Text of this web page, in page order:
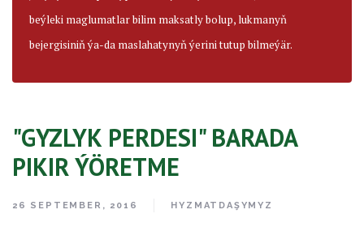
beýleki maglumatlar bilim maksatly bolup, lukmanyň
bejergisiniň ýa-da maslahatynyň ýerini tutup bilmeýär.
"GYZLYK PERDESI" BARADA
PIKIR ÝÖRETME
26 SEPTEMBER, 2016 HYZMATDAŞYMYZ